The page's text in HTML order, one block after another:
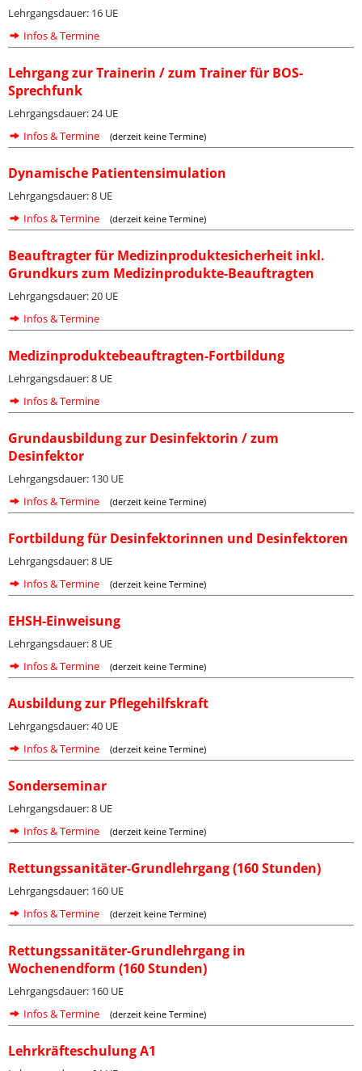
Lehrgangsdauer: 16 UE
Infos & Termine
Lehrgang zur Trainerin / zum Trainer für BOS-
Sprechfunk
Lehrgangsdauer: 24 UE
Infos & Termine
(derzeit keine Termine)
Dynamische Patientensimulation
Lehrgangsdauer: 8 UE
Infos & Termine
(derzeit keine Termine)
Beauftragter für Medizinproduktesicherheit inkl.
Grundkurs zum Medizinprodukte-Beauftragten
Lehrgangsdauer: 20 UE
Infos & Termine
Medizinproduktebeauftragten-Fortbildung
Lehrgangsdauer: 8 UE
Infos & Termine
Grundausbildung zur Desinfektorin / zum
Desinfektor
Lehrgangsdauer: 130 UE
Infos & Termine
(derzeit keine Termine)
Fortbildung für Desinfektorinnen und Desinfektoren
Lehrgangsdauer: 8 UE
Infos & Termine
(derzeit keine Termine)
EHSH-Einweisung
Lehrgangsdauer: 8 UE
Infos & Termine
(derzeit keine Termine)
Ausbildung zur Pflegehilfskraft
Lehrgangsdauer: 40 UE
Infos & Termine
(derzeit keine Termine)
Sonderseminar
Lehrgangsdauer: 8 UE
Infos & Termine
(derzeit keine Termine)
Rettungssanitäter-Grundlehrgang (160 Stunden)
Lehrgangsdauer: 160 UE
Infos & Termine
(derzeit keine Termine)
Rettungssanitäter-Grundlehrgang in
Wochenendform (160 Stunden)
Lehrgangsdauer: 160 UE
Infos & Termine
(derzeit keine Termine)
Lehrkräfteschulung A1